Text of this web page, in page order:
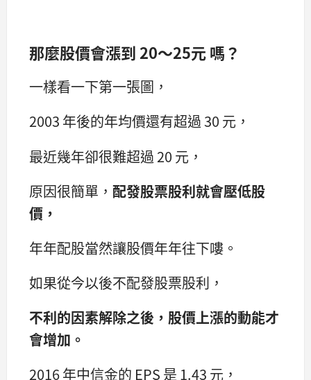
那麼股價會漲到 20～25元 嗎？
一樣看一下第一張圖，
2003 年後的年均價還有超過 30 元，
最近幾年卻很難超過 20 元，
原因很簡單， 配發股票股利就會壓低股
價，
年年配股當然讓股價年年往下嘍。
如果從今以後不配發股票股利，
不利的因素解除之後，股價上漲的動能才
會增加。
2016 年中信金的 EPS 是 1.43 元，